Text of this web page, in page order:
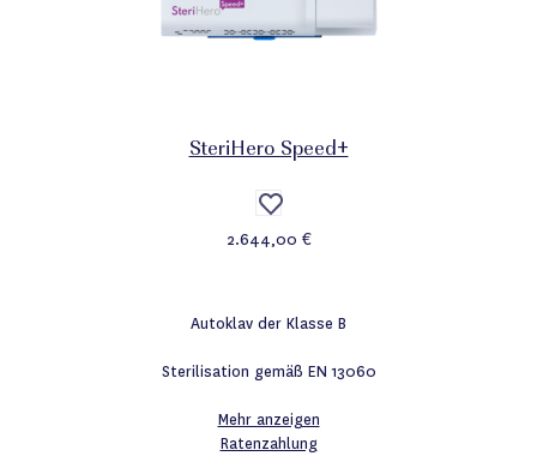
SteriHero Speed+
Auf
die
Wunschliste
2.644,00 €
Autoklav der Klasse B
Sterilisation gemäß EN 13060
Mehr anzeigen
Ratenzahlung